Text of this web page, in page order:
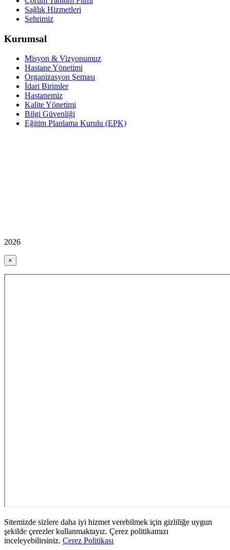
Sağlık Hizmetleri
Şehrimiz
Kurumsal
Misyon & Vizyonumuz
Hastane Yönetimi
Organizasyon Şeması
İdari Birimler
Hastanemiz
Kalite Yönetimi
Bilgi Güvenliği
Eğitim Planlama Kurulu (EPK)
2026
×
Sitemizde sizlere daha iyi hizmet verebilmek için gizliliğe uygun
şekilde çerezler kullanmaktayız. Çerez politikamızı
inceleyebilirsiniz. Çerez Politikası